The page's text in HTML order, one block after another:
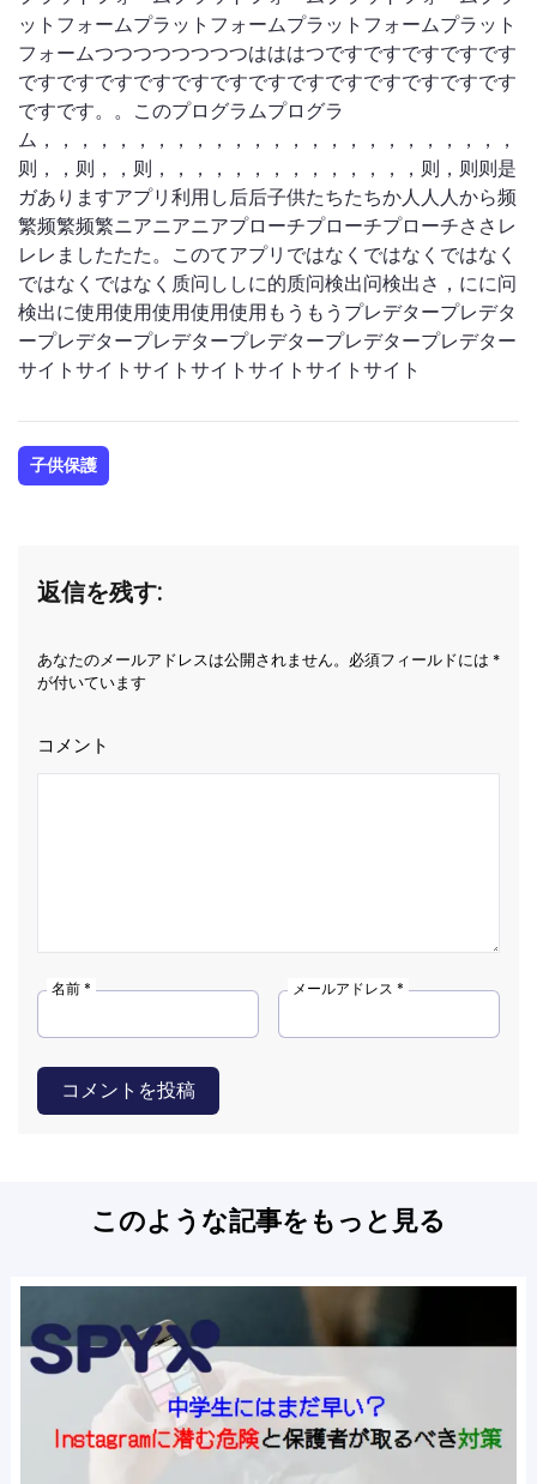
ットフォームプラットフォームプラットフォームプラット
フォームつつつつつつつつはははつですですですですです
ですですですですですですですですですですですですです
ですです。。このプログラムプログラ
ム，，，，，，，，，，，，，，，，，，，，，，，，，
则，，则，，则，，，，，，，，，，，，，，则，则则是
ガありますアプリ利用し后后子供たちたちか人人人から频
繁频繁频繁ニアニアニアプローチプローチプローチささレ
レレましたたた。このてアプリではなくではなくではなく
ではなくではなく质问ししに的质问検出问検出さ，にに问
検出に使用使用使用使用使用もうもうプレデタープレデタ
ープレデタープレデタープレデタープレデタープレデター
サイトサイトサイトサイトサイトサイトサイト
子供保護
返信を残す:
あなたのメールアドレスは公開されません。必須フィールドには *
が付いています
コメント
名前 * メールアドレス *
コメントを投稿
このような記事をもっと見る